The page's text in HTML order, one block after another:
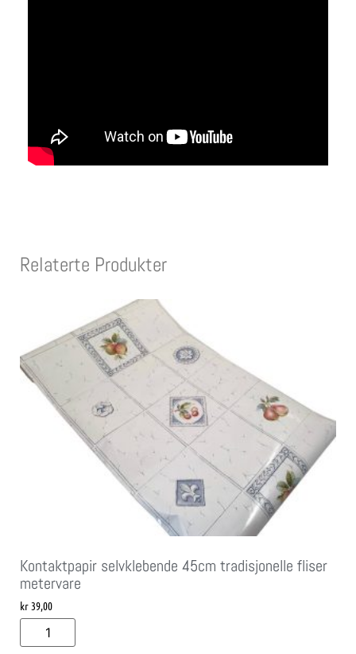
Relaterte Produkter
Kontaktpapir selvklebende 45cm tradisjonelle fliser
metervare
kr39,00